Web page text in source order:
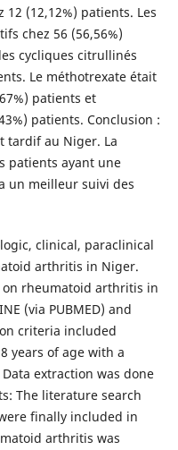
(12,12%) patients. Les
chez 56 (56,56%)
cycliques citrullinés
Le méthotrexate était
patients et
patients. Conclusion :
tardif au Niger. La
patients ayant une
un meilleur suivi des
clinical, paraclinical
arthritis in Niger.
rheumatoid arthritis in
(via PUBMED) and
criteria included
years of age with a
extraction was done
The literature search
finally included in
arthritis was